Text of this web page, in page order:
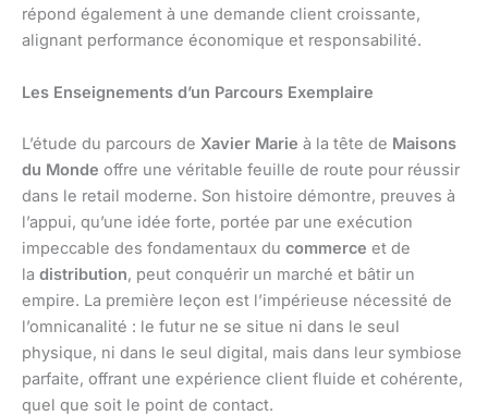
répond également à une demande client croissante,
alignant performance économique et responsabilité.
Les Enseignements d’un Parcours Exemplaire
L’étude du parcours de Xavier Marie à la tête de Maisons
du Monde offre une véritable feuille de route pour réussir
dans le retail moderne. Son histoire démontre, preuves à
l’appui, qu’une idée forte, portée par une exécution
impeccable des fondamentaux du commerce et de
la distribution, peut conquérir un marché et bâtir un
empire. La première leçon est l’impérieuse nécessité de
l’omnicanalité : le futur ne se situe ni dans le seul
physique, ni dans le seul digital, mais dans leur symbiose
parfaite, offrant une expérience client fluide et cohérente,
quel que soit le point de contact.